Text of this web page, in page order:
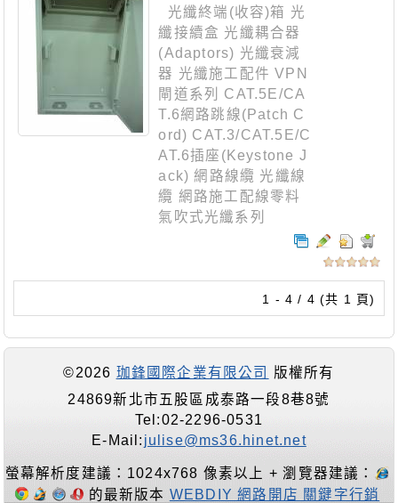
光纖終端(收容)箱 光
纖接續盒 光纖耦合器
(Adaptors) 光纖衰減
器 光纖施工配件 VPN
閘道系列 CAT.5E/CA
T.6網路跳線(Patch C
ord) CAT.3/CAT.5E/C
AT.6插座(Keystone J
ack) 網路線纜 光纖線
纜 網路施工配線零料
氣吹式光纖系列
1 - 4 / 4 (共 1 頁)
©2026 珈鋒國際企業有限公司
版權所有
24869新北市五股區成泰路一段8巷8號
Tel:02-2296-0531
E-Mail: julise@ms36.hinet.net
螢幕解析度建議：1024x768 像素以上 + 瀏覽器建議：
的最新版本 WEBDIY 網路開店 關鍵字行銷